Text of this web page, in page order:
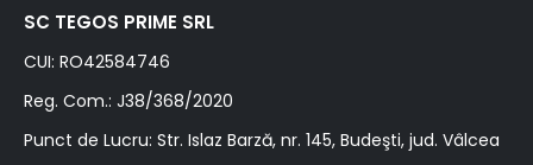
SC TEGOS PRIME SRL
CUI: RO42584746
Reg. Com.: J38/368/2020
Punct de Lucru: Str. Islaz Barză, nr. 145, Budeşti, jud. Vâlcea